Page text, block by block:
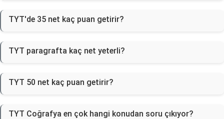
TYT'de 35 net kaç puan getirir?
TYT paragrafta kaç net yeterli?
TYT 50 net kaç puan getirir?
TYT Coğrafya en çok hangi konudan soru çıkıyor?